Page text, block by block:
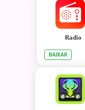
Radio
BAIXAR